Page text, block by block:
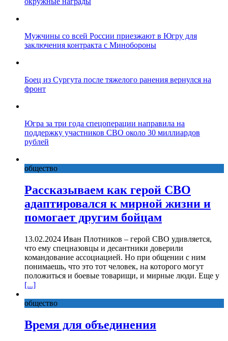
Мужчины со всей России приезжают в Югру для
заключения контракта с Минобороны
Боец из Сургута после тяжелого ранения вернулся на
фронт
Югра за три года спецоперации направила на
поддержку участников СВО около 30 миллиардов
рублей
общество
Рассказываем как герой СВО
адаптировался к мирной жизни и
помогает другим бойцам
13.02.2024 Иван Плотников – герой СВО удивляется,
что ему спецназовцы и десантники доверили
командование ассоциацией. Но при общении с ним
понимаешь, что это тот человек, на которого могут
положиться и боевые товарищи, и мирные люди. Еще у
[...]
общество
Время для объединения